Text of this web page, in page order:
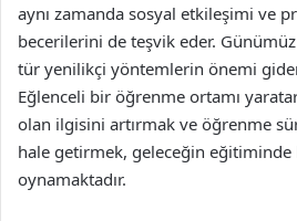
aynı zamanda sosyal etkileşimi ve
becerilerini de teşvik eder.
tür yenilikçi yöntemlerin önemi
Eğlenceli bir öğrenme ortamı
olan ilgisini artırmak ve öğrenme
hale getirmek, geleceğin
oynamaktadır.